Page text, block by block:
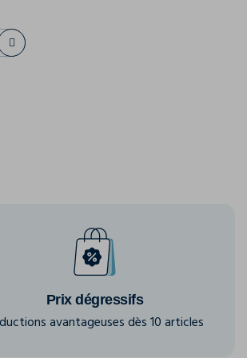
Prix dégressifs
avantageuses dès 10 articles